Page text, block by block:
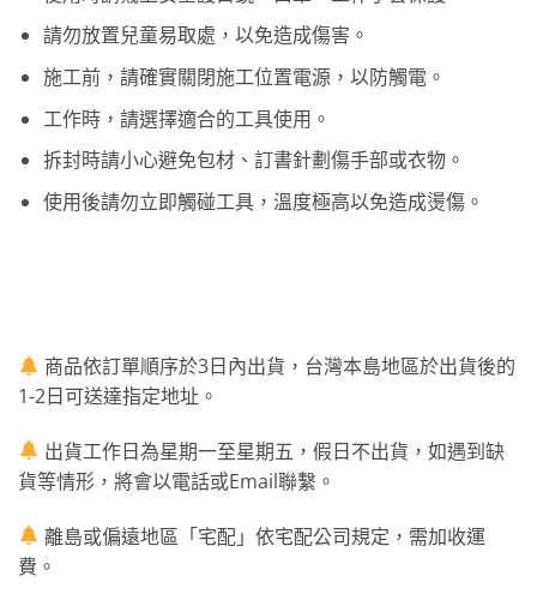
請勿放置兒童易取處，以免造成傷害。
施工前，請確實關閉施工位置電源，以防觸電。
工作時，請選擇適合的工具使用。
拆封時請小心避免包材、訂書針劃傷手部或衣物。
使用後請勿立即觸碰工具，溫度極高以免造成燙傷。
商品依訂單順序於3日內出貨，台灣本島地區於出貨後的
1-2日可送達指定地址。
出貨工作日為星期一至星期五，假日不出貨，如遇到缺
貨等情形，將會以電話或Email聯繫。
離島或偏遠地區「宅配」依宅配公司規定，需加收運
費。